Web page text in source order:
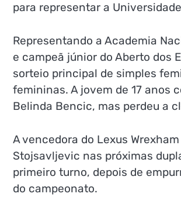
para representar a
Representando a Academia
e campeã júnior do Aberto dos
sorteio principal de simples
femininas. A jovem de 17 anos
Belinda Bencic, mas perdeu a
A vencedora do Lexus
Stojsavljevic nas próximas
primeiro turno, depois de
do campeonato.